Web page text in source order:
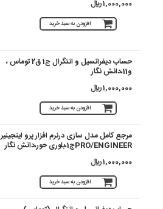
1,000,000 ريال
افزودن به سبد خرید
حساب‏ دیفرانسیل‏ و انتگرال ج1 ق2 توماس ،
و11،دانش نگار
1,000,000 ريال
افزودن به سبد خرید
مرجع کامل مدل سازی درنرم افزار پرو اینجینیر
PRO/ENGINEERج1،بلوری حور،دانش نگار
1,000,000 ريال
افزودن به سبد خرید